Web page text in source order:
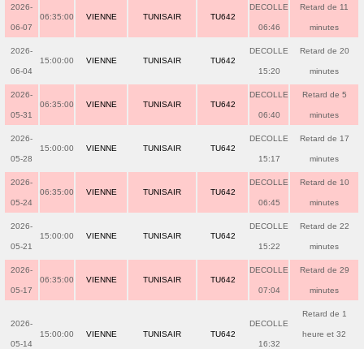
2026-
06-07
06:35:00 VIENNE TUNISAIR TU642
DECOLLE
06:46
Retard de 11
minutes
2026-
06-04
15:00:00 VIENNE TUNISAIR TU642
DECOLLE
15:20
Retard de 20
minutes
2026-
05-31
06:35:00 VIENNE TUNISAIR TU642
DECOLLE
06:40
Retard de 5
minutes
2026-
05-28
15:00:00 VIENNE TUNISAIR TU642
DECOLLE
15:17
Retard de 17
minutes
2026-
05-24
06:35:00 VIENNE TUNISAIR TU642
DECOLLE
06:45
Retard de 10
minutes
2026-
05-21
15:00:00 VIENNE TUNISAIR TU642
DECOLLE
15:22
Retard de 22
minutes
2026-
05-17
06:35:00 VIENNE TUNISAIR TU642
DECOLLE
07:04
Retard de 29
minutes
2026-
05-14
15:00:00 VIENNE TUNISAIR TU642
DECOLLE
16:32
Retard de 1
heure et 32